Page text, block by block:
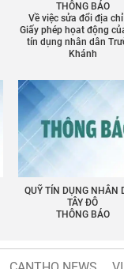
THÔNG BÁO
Về việc sửa đổi địa
Giấy phép họat động
tín dụng nhân dân
Khánh
QUỸ TÍN DỤNG NHÂN
TÂY ĐÔ
THÔNG BÁO